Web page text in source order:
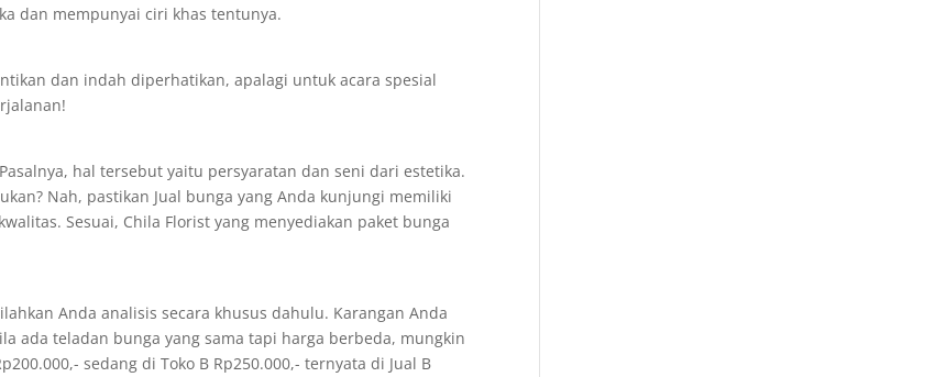
dan mempunyai ciri khas tentunya.
dan indah diperhatikan, apalagi untuk acara spesial
hal tersebut yaitu persyaratan dan seni dari estetika.
Nah, pastikan Jual bunga yang Anda kunjungi memiliki
Sesuai, Chila Florist yang menyediakan paket bunga
Anda analisis secara khusus dahulu. Karangan Anda
ada teladan bunga yang sama tapi harga berbeda, mungkin
sedang di Toko B Rp250.000,- ternyata di Jual B